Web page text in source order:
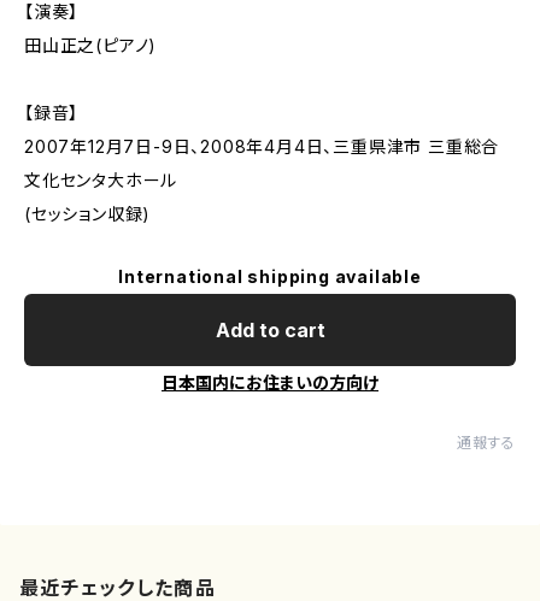
【演奏】
田山正之(ピアノ)
【録音】
2007年12月7日-9日、2008年4月4日、三重県津市 三重総合
文化センタ大ホール
(セッション収録)
International shipping available
Add to cart
日本国内にお住まいの方向け
通報する
最近チェックした商品